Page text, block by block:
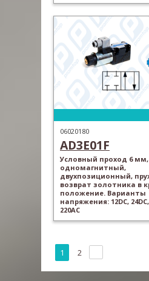
06020180
AD3E01F
Условный проход 6 мм,
одномагнитный,
двухпозиционный,
возврат золотника в
положение. Варианты
напряжения: 12DC, 24DC,
220AC
1 2